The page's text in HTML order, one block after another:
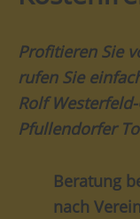
Profitieren Sie
rufen Sie
Rolf
Pfullendorfer
Beratung
nach